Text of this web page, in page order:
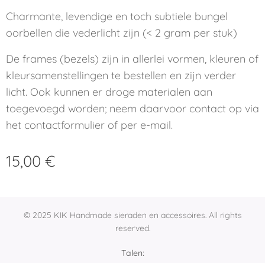
Charmante, levendige en toch subtiele bungel
oorbellen die vederlicht zijn (< 2 gram per stuk)
De frames (bezels) zijn in allerlei vormen, kleuren of
kleursamenstellingen te bestellen en zijn verder
licht. Ook kunnen er droge materialen aan
toegevoegd worden; neem daarvoor contact op via
het contactformulier of per e-mail.
15,00 €
© 2025 KIK Handmade sieraden en accessoires. All rights
reserved.
Talen